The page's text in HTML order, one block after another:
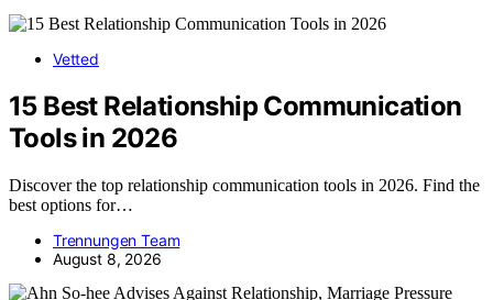
Vetted
15 Best Relationship Communication
Tools in 2026
Discover the top relationship communication tools in 2026. Find the
best options for…
Trennungen Team
August 8, 2026